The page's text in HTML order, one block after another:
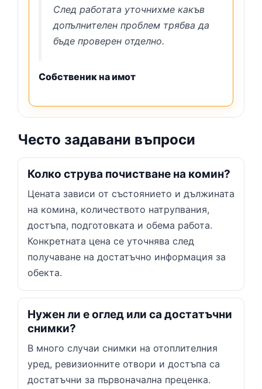
След работата уточнихме какъв
допълнителен проблем трябва да
бъде проверен отделно.
Собственик на имот
Често задавани въпроси
Колко струва почистване на комин?
Цената зависи от състоянието и дължината
на комина, количеството натрупвания,
достъпа, подготовката и обема работа.
Конкретната цена се уточнява след
получаване на достатъчно информация за
обекта.
Нужен ли е оглед или са достатъчни
снимки?
В много случаи снимки на отоплителния
уред, ревизионните отвори и достъпа са
достатъчни за първоначална преценка.